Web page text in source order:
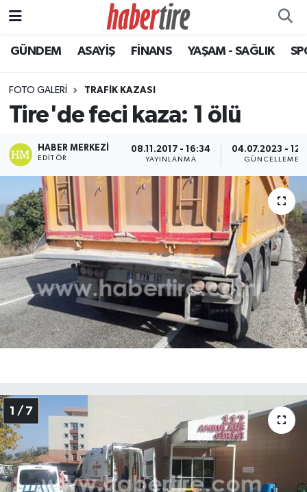
GÜNDEM ASAYİŞ FİNANS YAŞAM - SAĞLIK
FOTO GALERI TRAFIK KAZASI
Tire'de feci kaza: 1 ölü
HABER MERKEZI
EDITÖR
08.11.2017 - 16:34
YAYINLANMA
04.07.2023 -
GÜNCELLEME
1 / 7
Tire Nöbetçi Eczaneler
Tire Hava Durumu
Tire Trafik Yoğunluk Haritası
Süper Lig Puan Durumu ve Fikstür
Tüm Manşetler
Son Dakika Haberleri
Haber Arşivi